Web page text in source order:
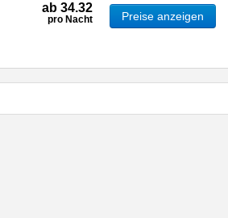
ab 34.32
pro Nacht Preise anzeigen